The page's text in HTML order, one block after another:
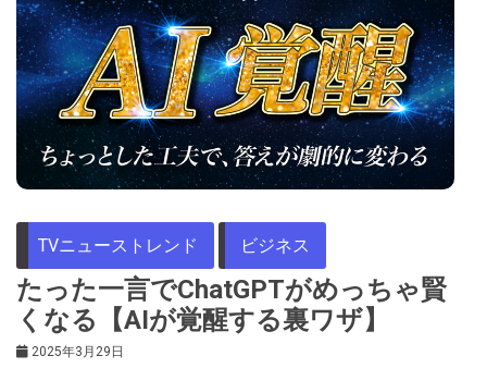
TVニューストレンド ビジネス
たった一言でChatGPTがめっちゃ賢
くなる【AIが覚醒する裏ワザ】
2025年3月29日